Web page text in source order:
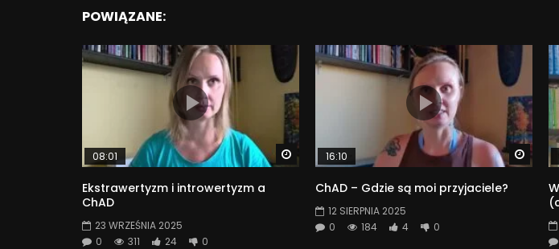
POWIĄZANE:
Watch Later
08:01
Ekstrawertyzm i introwertyzm a
ChAD
23 WRZEŚNIA 2025
0
311 24 0
16:10
ChAD – Gdzie są moi przyjaciele?
12 SIERPNIA 2025
0
184 4 0